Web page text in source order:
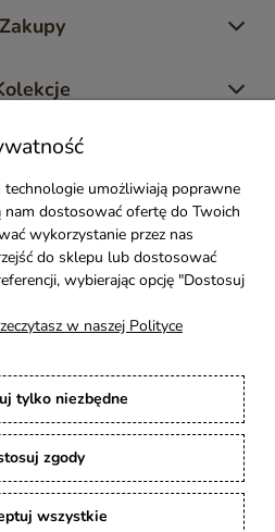
Zakupy
konto
Pomoc
Mebli
drewna
indyjskie, loftowe, industrialne i boho z
Copyright © 2008–2026
umożliwiają poprawne
nam dostosować ofertę do Twoich
wykorzystanie przez nas
do sklepu lub dostosować
wybierając opcję "Dostosuj
w naszej Polityce
tylko niezbędne
zgody
wszystkie